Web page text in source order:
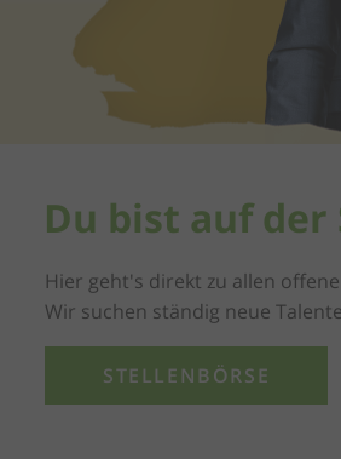
Du bist auf der
Hier geht's direkt zu allen
Wir suchen ständig neue
STELLENBÖRSE